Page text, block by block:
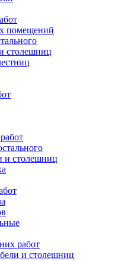
помещений
столешниц
и столешниц
работ
и столешниц